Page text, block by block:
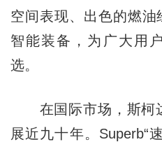
空间表现、出色的燃
智能装备，为广大用
选。
在国际市场，斯柯
展近九十年。Superb“